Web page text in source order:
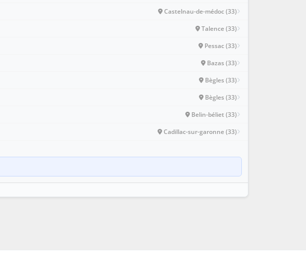
Castelnau-de-médoc (33)
Talence (33)
Pessac (33)
Bazas (33)
Bègles (33)
Bègles (33)
Belin-béliet (33)
Cadillac-sur-garonne (33)